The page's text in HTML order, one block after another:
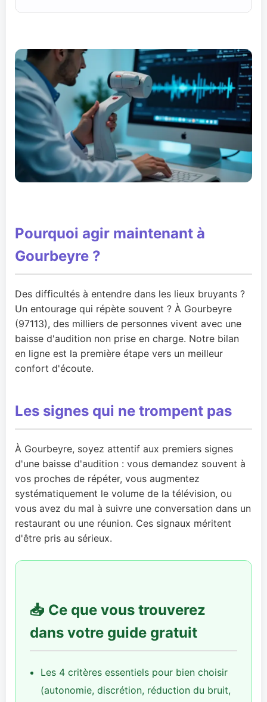
Pourquoi agir maintenant à
Gourbeyre ?
Des difficultés à entendre dans les lieux bruyants ?
Un entourage qui répète souvent ? À Gourbeyre
(97113), des milliers de personnes vivent avec une
baisse d'audition non prise en charge. Notre bilan
en ligne est la première étape vers un meilleur
confort d'écoute.
Les signes qui ne trompent pas
À Gourbeyre, soyez attentif aux premiers signes
d'une baisse d'audition : vous demandez souvent à
vos proches de répéter, vous augmentez
systématiquement le volume de la télévision, ou
vous avez du mal à suivre une conversation dans un
restaurant ou une réunion. Ces signaux méritent
d'être pris au sérieux.
📥 Ce que vous trouverez
dans votre guide gratuit
Les 4 critères essentiels pour bien choisir
(autonomie, discrétion, réduction du bruit,